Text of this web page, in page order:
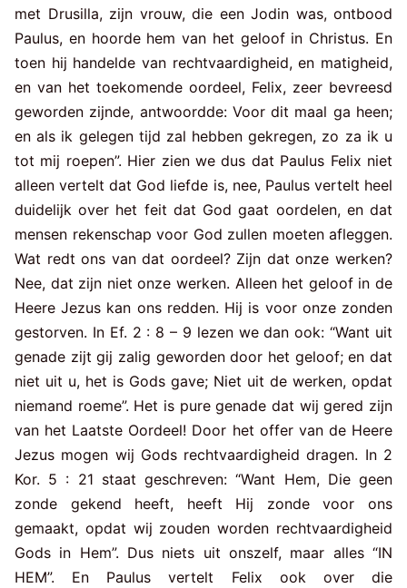
met Drusilla, zijn vrouw, die een Jodin was, ontbood
Paulus, en hoorde hem van het geloof in Christus. En
toen hij handelde van rechtvaardigheid, en matigheid,
en van het toekomende oordeel, Felix, zeer bevreesd
geworden zijnde, antwoordde: Voor dit maal ga heen;
en als ik gelegen tijd zal hebben gekregen, zo za ik u
tot mij roepen”. Hier zien we dus dat Paulus Felix niet
alleen vertelt dat God liefde is, nee, Paulus vertelt heel
duidelijk over het feit dat God gaat oordelen, en dat
mensen rekenschap voor God zullen moeten afleggen.
Wat redt ons van dat oordeel? Zijn dat onze werken?
Nee, dat zijn niet onze werken. Alleen het geloof in de
Heere Jezus kan ons redden. Hij is voor onze zonden
gestorven. In Ef. 2 : 8 – 9 lezen we dan ook: “Want uit
genade zijt gij zalig geworden door het geloof; en dat
niet uit u, het is Gods gave; Niet uit de werken, opdat
niemand roeme”. Het is pure genade dat wij gered zijn
van het Laatste Oordeel! Door het offer van de Heere
Jezus mogen wij Gods rechtvaardigheid dragen. In 2
Kor. 5 : 21 staat geschreven: “Want Hem, Die geen
zonde gekend heeft, heeft Hij zonde voor ons
gemaakt, opdat wij zouden worden rechtvaardigheid
Gods in Hem”. Dus niets uit onszelf, maar alles “IN
HEM”. En Paulus vertelt Felix ook over die